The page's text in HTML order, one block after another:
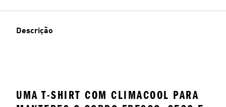
Descrição
UMA T-SHIRT COM CLIMACOOL PARA